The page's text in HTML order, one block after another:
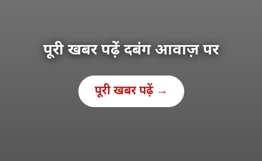
पूरी खबर पढ़ें दबंग आवाज़ पर
पूरी खबर पढ़ें →